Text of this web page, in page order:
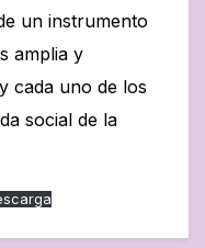
un instrumento
amplia y
cada uno de los
social de la